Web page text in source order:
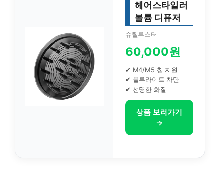
헤어스타일러
볼륨 디퓨저
슈틸루스터
60,000원
✔ M4/M5 칩 지원
✔ 블루라이트 차단
✔ 선명한 화질
상품 보러가기
→